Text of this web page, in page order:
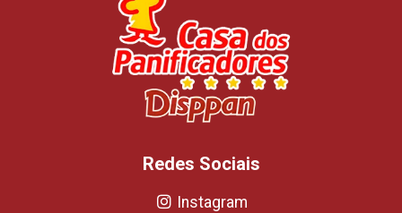
Redes Sociais
Instagram